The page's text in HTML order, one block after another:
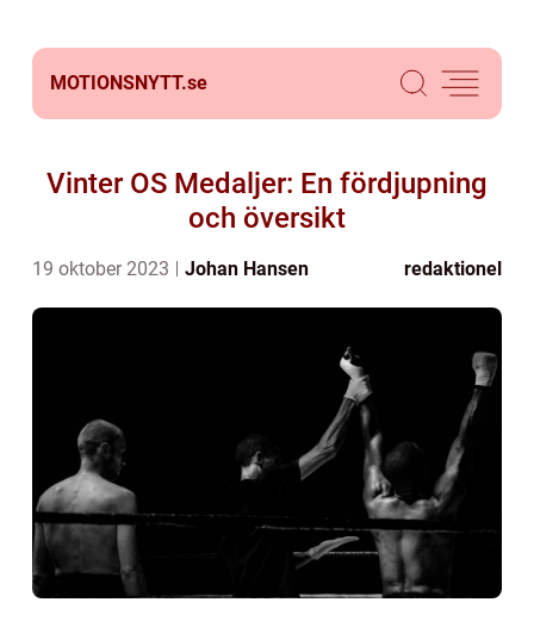
MOTIONSNYTT.se
Vinter OS Medaljer: En fördjupning
och översikt
19 oktober 2023 Johan Hansen redaktionel